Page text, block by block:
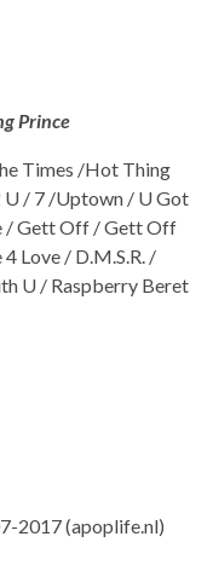
Prince
Times /Hot Thing
U / 7 /Uptown / U Got
/ Gett Off / Gett Off
Love / D.M.S.R. /
U / Raspberry Beret